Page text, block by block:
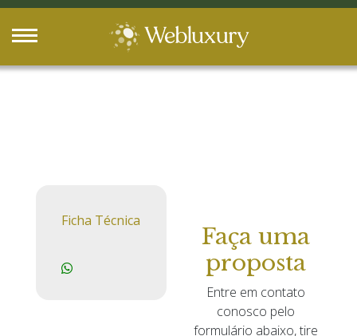
Ficha Técnica
Faça uma
proposta
Entre em contato
conosco pelo
formulário abaixo, tire